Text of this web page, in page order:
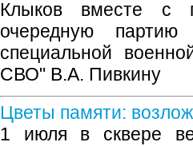
Клыков вместе с
очередную
специальной
СВО" В.А. Пивкину
Цветы памяти:
1 июля в сквере